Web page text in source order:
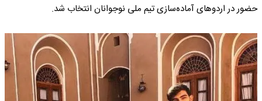
حضور در اردوهای آماده‌سازی تیم ملی نوجوانان انتخاب شد.